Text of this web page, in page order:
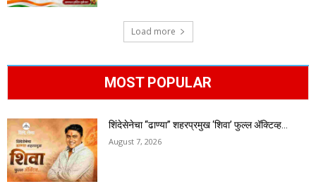
Load more
MOST POPULAR
शिंदेसेनेचा “ढाण्या” शहरप्रमुख ‘शिवा’ फुल्ल ॲक्टिव्ह…
August 7, 2026